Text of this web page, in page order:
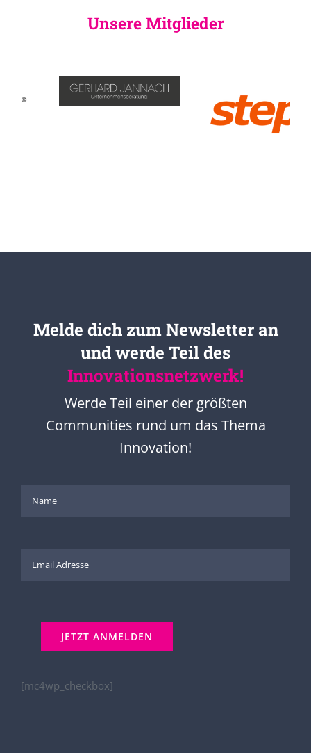
Unsere Mitglieder
Melde dich zum Newsletter an
und werde Teil des
Innovationsnetzwerk!
Werde Teil einer der größten
Communities rund um das Thema
Innovation!
[mc4wp_checkbox]